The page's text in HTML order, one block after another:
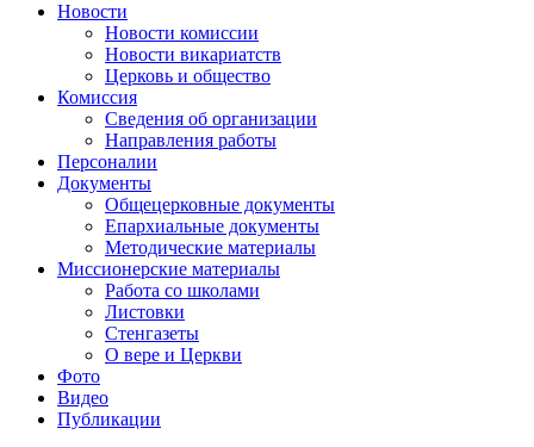
Новости
Новости комиссии
Новости викариатств
Церковь и общество
Комиссия
Сведения об организации
Направления работы
Персоналии
Документы
Общецерковные документы
Епархиальные документы
Методические материалы
Миссионерские материалы
Работа со школами
Листовки
Стенгазеты
О вере и Церкви
Фото
Видео
Публикации